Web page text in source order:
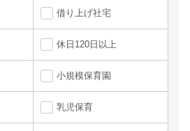
借り上げ社宅
休日120日以上
小規模保育園
乳児保育